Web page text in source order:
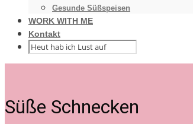
Gesunde Süßspeisen
WORK WITH ME
Kontakt
Süße Schnecken